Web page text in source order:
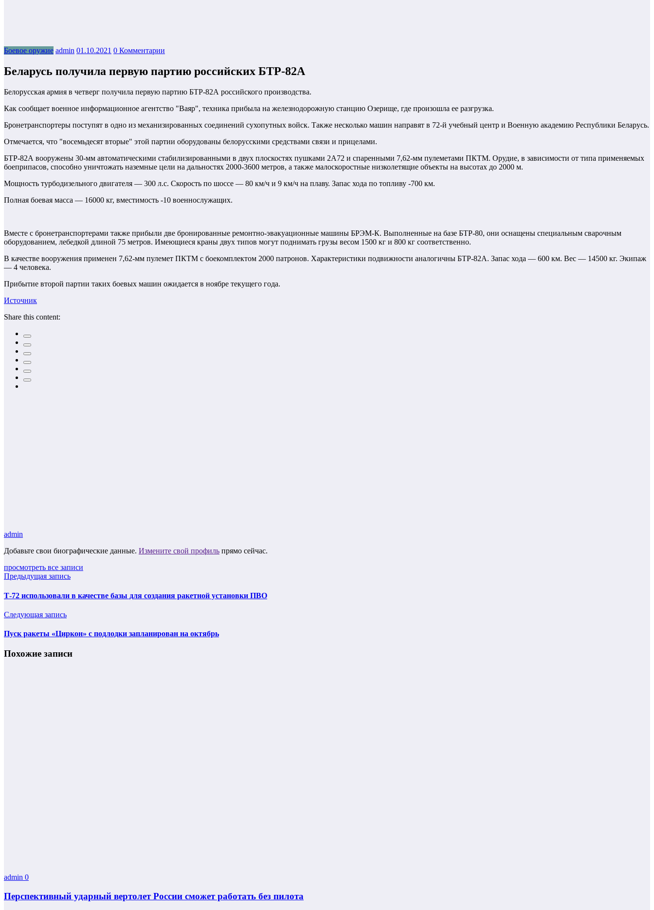
Боевое оружие admin 01.10.2021 0 Комментарии
Беларусь получила первую партию российских БТР-82А
Белорусская армия в четверг получила первую партию БТР-82А российского производства.
Как сообщает военное информационное агентство "Ваяр", техника прибыла на железнодорожную станцию Озерище, где произошла ее разгрузка.
Бронетранспортеры поступят в одно из механизированных соединений сухопутных войск. Также несколько машин направят в 72-й учебный центр и Военную академию Республики Беларусь.
Отмечается, что "восемьдесят вторые" этой партии оборудованы белорусскими средствами связи и прицелами.
БТР-82А вооружены 30-мм автоматическими стабилизированными в двух плоскостях пушками 2А72 и спаренными 7,62-мм пулеметами ПКТМ. Орудие, в зависимости от типа применяемых
боеприпасов, способно уничтожать наземные цели на дальностях 2000-3600 метров, а также малоскоростные низколетящие объекты на высотах до 2000 м.
Мощность турбодизельного двигателя — 300 л.с. Скорость по шоссе — 80 км/ч и 9 км/ч на плаву. Запас хода по топливу -700 км.
Полная боевая масса — 16000 кг, вместимость -10 военнослужащих.
Вместе с бронетранспортерами также прибыли две бронированные ремонтно-эвакуационные машины БРЭМ-К. Выполненные на базе БТР-80, они оснащены специальным сварочным
оборудованием, лебедкой длиной 75 метров. Имеющиеся краны двух типов могут поднимать грузы весом 1500 кг и 800 кг соответственно.
В качестве вооружения применен 7,62-мм пулемет ПКТМ с боекомплектом 2000 патронов. Характеристики подвижности аналогичны БТР-82А. Запас хода — 600 км. Вес — 14500 кг. Экипаж
— 4 человека.
Прибытие второй партии таких боевых машин ожидается в ноябре текущего года.
Источник
Share this content:
admin
Добавьте свои биографические данные. Измените свой профиль прямо сейчас.
просмотреть все записи
Предыдущая запись
Т-72 использовали в качестве базы для создания ракетной установки ПВО
Следующая запись
Пуск ракеты «Циркон» с подлодки запланирован на октябрь
Похожие записи
admin 0
Перспективный ударный вертолет России сможет работать без пилота